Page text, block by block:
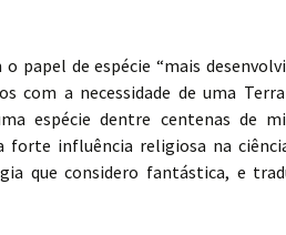
de espécie “mais
com a necessidade de uma
espécie dentre centenas de
forte influência religiosa na
que considero fantástica, e